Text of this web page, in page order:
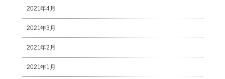
2021年4月
2021年3月
2021年2月
2021年1月